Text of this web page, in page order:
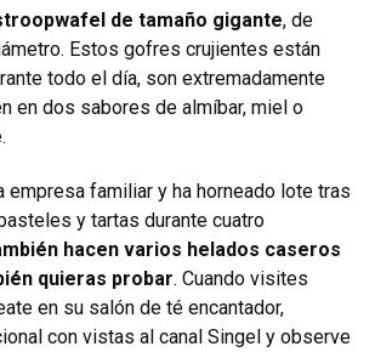
de tamaño gigante, de
Estos gofres crujientes están
todo el día, son extremadamente
en dos sabores de almíbar, miel o
empresa familiar y ha horneado lote tras
y tartas durante cuatro
hacen varios helados caseros
quieras probar. Cuando visites
en su salón de té encantador,
con vistas al canal Singel y observe